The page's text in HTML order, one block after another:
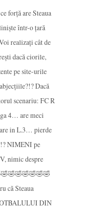
forță are Steaua
într-o țară
realizați cât de
dacă ciorile,
pe site-urile
Dacă
scenariu: FC R
4… are meci
in L.3… pierde
NIMENI pe
nimic despre
că Steaua
DIN